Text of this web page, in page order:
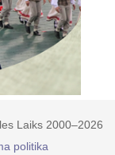
Laiks 2000–2026
politika